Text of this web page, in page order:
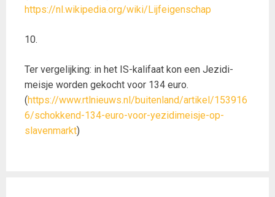
https://nl.wikipedia.org/wiki/Lijfeigenschap
10.
Ter vergelijking: in het IS-kalifaat kon een Jezidi-
meisje worden gekocht voor 134 euro.
(https://www.rtlnieuws.nl/buitenland/artikel/153916
6/schokkend-134-euro-voor-yezidimeisje-op-
slavenmarkt)